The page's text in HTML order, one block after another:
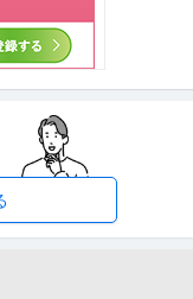
東京／転勤無】製造(ビ
円」自動車業界をリ